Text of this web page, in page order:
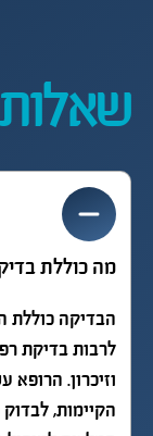
מה כוללת
הבדיקה כוללת
לרבות בדיקת
וזיכרון.
הקיימות,